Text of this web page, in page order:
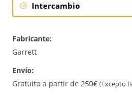
Intercambio
Reconstrucción
Fabricante:
Garrett
Envío:
Gratuito a partir de 250€ (Excepto